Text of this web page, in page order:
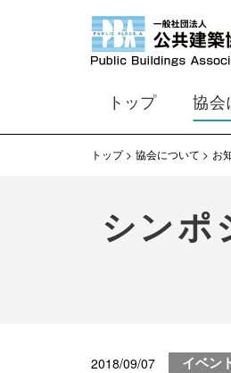
トップ 協会
トップ 協会について お
シンポ
2018/09/07 イベン